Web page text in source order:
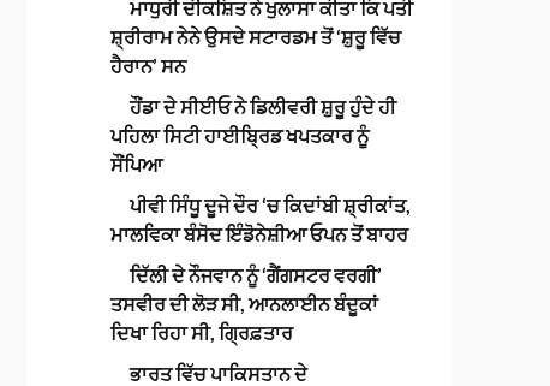
ਮਾਧੁਰੀ ਦੀਕਸ਼ਿਤ ਨੇ ਖੁਲਾਸਾ ਕੀਤਾ ਕਿ ਪਤੀ
ਸ਼੍ਰੀਰਾਮ ਨੇਨੇ ਉਸਦੇ ਸਟਾਰਡਮ ਤੋਂ ‘ਸ਼ੁਰੂ ਵਿੱਚ
ਹੈਰਾਨ’ ਸਨ
ਹੌਂਡਾ ਦੇ ਸੀਈਓ ਨੇ ਡਿਲੀਵਰੀ ਸ਼ੁਰੂ ਹੁੰਦੇ ਹੀ
ਪਹਿਲਾ ਸਿਟੀ ਹਾਈਬ੍ਰਿਡ ਖਪਤਕਾਰ ਨੂੰ
ਸੌਂਪਿਆ
ਪੀਵੀ ਸਿੰਧੂ ਦੂਜੇ ਦੌਰ ‘ਚ ਕਿਦਾਂਬੀ ਸ਼੍ਰੀਕਾਂਤ,
ਮਾਲਵਿਕਾ ਬੰਸੋਦ ਇੰਡੋਨੇਸ਼ੀਆ ਓਪਨ ਤੋਂ ਬਾਹਰ
ਦਿੱਲੀ ਦੇ ਨੌਜਵਾਨ ਨੂੰ ‘ਗੈਂਗਸਟਰ ਵਰਗੀ’
ਤਸਵੀਰ ਦੀ ਲੋੜ ਸੀ, ਆਨਲਾਈਨ ਬੰਦੂਕਾਂ
ਦਿਖਾ ਰਿਹਾ ਸੀ, ਗ੍ਰਿਫ਼ਤਾਰ
ਭਾਰਤ ਵਿੱਚ ਪਾਕਿਸਤਾਨ ਦੇ